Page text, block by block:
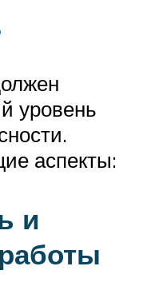
уровень
аспекты:
и